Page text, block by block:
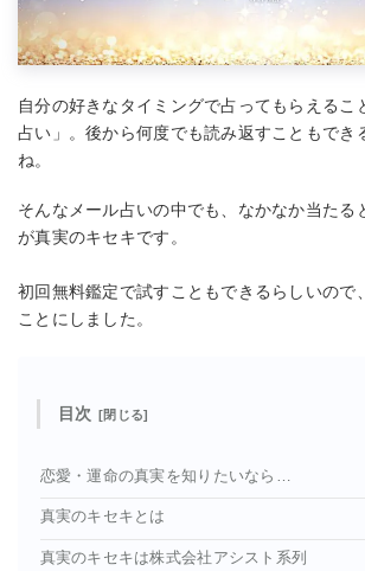
自分の好きなタイミングで占ってもらえるこ
占い」。後から何度でも読み返すこともでき
ね。
そんなメール占いの中でも、なかなか当たる
が真実のキセキです。
初回無料鑑定で試すこともできるらしいので
ことにしました。
目次
恋愛・運命の真実を知りたいなら…
真実のキセキとは
真実のキセキは株式会社アシスト系列